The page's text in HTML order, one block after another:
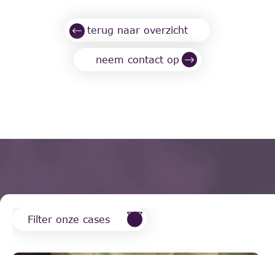
terug naar overzicht
neem contact op
Filter onze cases